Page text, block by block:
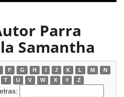
Parra
Samantha
F G H I J K L M
N
T U V W X Y Z